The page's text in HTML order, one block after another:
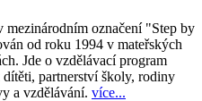
označení "Step by
od roku 1994 v mateřských
Jde o vzdělávací program
partnerství školy, rodiny
a vzdělávání. více...